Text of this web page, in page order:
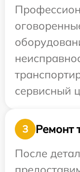
сервисный
3
Ремонт
После